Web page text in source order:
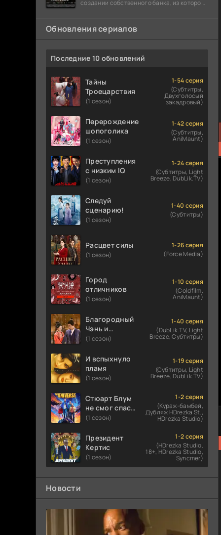
создании собственного банка, из которого
долларов. Однако,
Обновления сериалов
Последние 10 обновлений
Тайны
Троецарствия
(1 сезон)
1-54 серия
(Субтитры,
Двухголосый
закадровый)
Перерождение
шопоголика
(1 сезон)
1-42 серия
(Субтитры,
AniMaunt)
Преступления
с низким IQ
(1 сезон)
1-24 серия
(Субтитры, Light
Breeze, DubLik.TV)
Следуй
сценарию!
(1 сезон)
1-40 серия
(Субтитры)
Расцвет силы
(1 сезон)
1-26 серия
(Force Media)
Город
отличников
(1 сезон)
1-10 серия
(Coldfilm,
AniMaunt)
Благородный
Чэнь и
прекрасная
(1 сезон)
1-40 серия
(DubLik.TV, Light
Breeze, Субтитры)
И вспыхнуло
пламя
(1 сезон)
1-19 серия
(Субтитры, Light
Breeze, DubLik.TV)
Стюарт Блум
не смог спасти
вселенную
(1 сезон)
1-2 серия
(Кураж-бамбей,
Дубляж HDrezka St.,
HDrezka Studio)
Президент
Кертис
(1 сезон)
1-2 серия
(HDrezka Studio.
18+, HDrezka Studio,
Syncmer)
Новости